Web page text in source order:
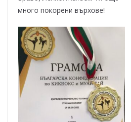
много покорени върхове!